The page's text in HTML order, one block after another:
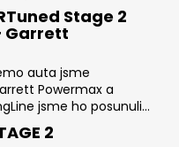
Stage 2
Garrett
auta jsme
Powermax a
jsme ho posunuli...
2